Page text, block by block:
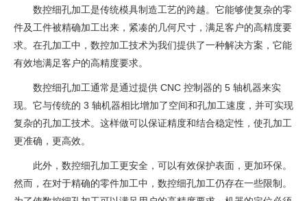
数控细孔加工是传统模具制造工艺的跨越。它能够使复杂的零
件及工件被精确加工出来，紧凑的几何尺寸，满足客户的高精度要
求。在孔加工中，数控加工技术为我们提供了一种解决方案，它能
有效地满足客户的高精度要求。
数控细孔加工通常是通过提供 CNC 控制器的 5 轴机器来实
现。它与传统的 3 轴机器相比增加了空间和孔加工速度，并可实现
复杂的孔加工技术。这样做可以保证精度和结合稳定性，使孔加工
更准确，更高效。
此外，数控细孔加工更安全，可以有效保护表面，更加环保。
然而，在对于精确的零件加工中，数控细孔加工仍存在一些限制。